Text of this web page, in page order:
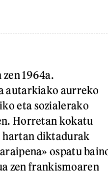
1964a.
autarkiako aurreko
eta sozialerako
Horretan kokatu
hartan diktadurak
ospatu
zen frankismoaren